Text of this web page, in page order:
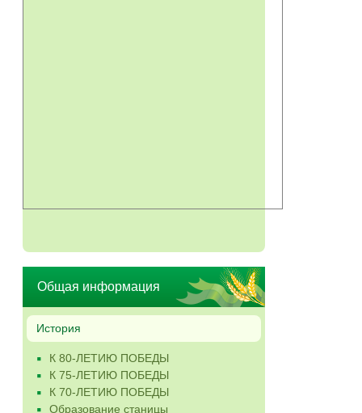
Общая информация
История
К 80-ЛЕТИЮ ПОБЕДЫ
К 75-ЛЕТИЮ ПОБЕДЫ
К 70-ЛЕТИЮ ПОБЕДЫ
Образование станицы